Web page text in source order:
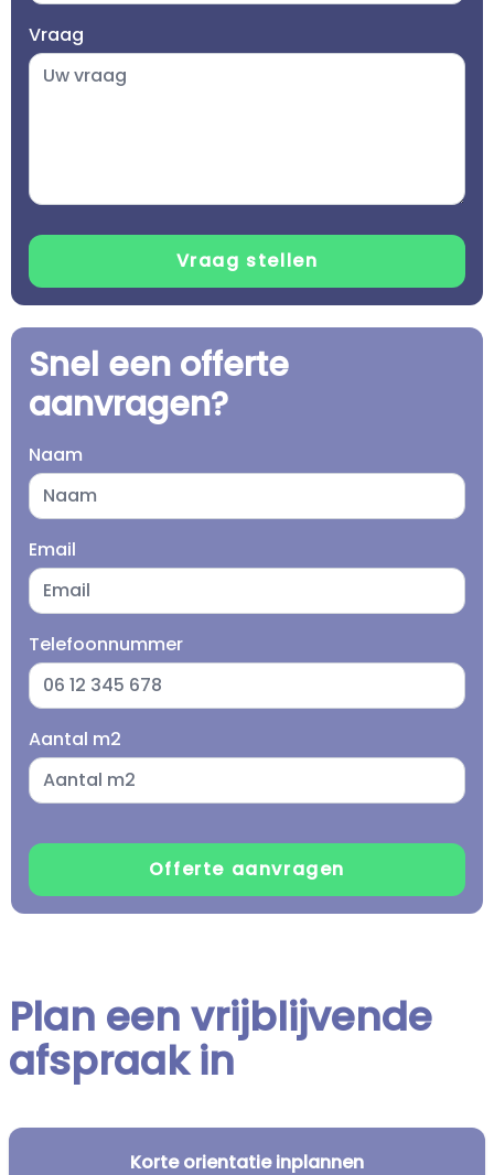
Vraag
Snel een offerte
aanvragen?
Naam
Email
Telefoonnummer
Aantal m2
Plan een vrijblijvende
afspraak in
Korte orientatie inplannen